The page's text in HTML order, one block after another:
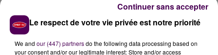
Ce mercredi, la Sarthe comme 65 autres
départements français reste en vigilance orange
canicule. Les valeurs devraient être comprises entre
35 et 37 degrés au plus fort de l’après-midi. Selon
Le respect de votre vie privée est notre priorité
We and our (447) partnersdo the following data processing based on
your consent and/or our legitimate interest: Store and/or access
Continuer sans accepter